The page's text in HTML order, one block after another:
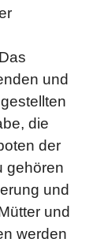
und
die
der
gehören
und
und
werden